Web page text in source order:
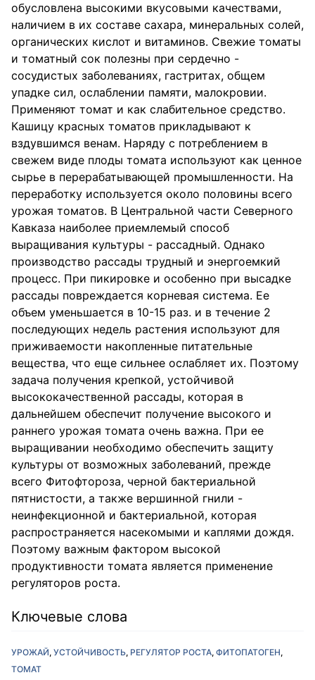
обусловлена высокими вкусовыми качествами,
наличием в их составе сахара, минеральных солей,
органических кислот и витаминов. Свежие томаты
и томатный сок полезны при сердечно -
сосудистых заболеваниях, гастритах, общем
упадке сил, ослаблении памяти, малокровии.
Применяют томат и как слабительное средство.
Кашицу красных томатов прикладывают к
вздувшимся венам. Наряду с потреблением в
свежем виде плоды томата используют как ценное
сырье в перерабатывающей промышленности. На
переработку используется около половины всего
урожая томатов. В Центральной части Северного
Кавказа наиболее приемлемый способ
выращивания культуры - рассадный. Однако
производство рассады трудный и энергоемкий
процесс. При пикировке и особенно при высадке
рассады повреждается корневая система. Ее
объем уменьшается в 10-15 раз. и в течение 2
последующих недель растения используют для
приживаемости накопленные питательные
вещества, что еще сильнее ослабляет их. Поэтому
задача получения крепкой, устойчивой
высококачественной рассады, которая в
дальнейшем обеспечит получение высокого и
раннего урожая томата очень важна. При ее
выращивании необходимо обеспечить защиту
культуры от возможных заболеваний, прежде
всего Фитофтороза, черной бактериальной
пятнистости, а также вершинной гнили -
неинфекционной и бактериальной, которая
распространяется насекомыми и каплями дождя.
Поэтому важным фактором высокой
продуктивности томата является применение
регуляторов роста.
Ключевые слова
УРОЖАЙ УСТОЙЧИВОСТЬ РЕГУЛЯТОР РОСТА ФИТОПАТОГЕН
ТОМАТ